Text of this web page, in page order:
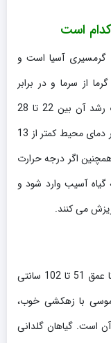
است
گرمسیری آسیا است و
از سرما و در برابر
خشکی از غرقابی مقاوم تر است. دمای مطلوب رشد آن بین 22 تا 28
درجه در روز و 13 تا 18 درجه در شب است. اگر دمای محیط کمتر از 13
اگر درجه حرارت
به گیاه آسیب وارد شود و
ریحان گیاهی با ریشه عمیق است و ریشه آن تا عمق 51 تا 102 سانتی
با زهکشی خوب،
گیاهان گلدانی